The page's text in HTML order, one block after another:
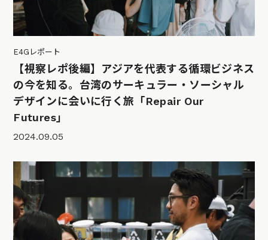
E4Gレポート
【視察レポ後編】アジアを代表する循環ビジネス
の今を知る。台湾のサーキュラー・ソーシャル
デザインに会いに行く旅「Repair Our
Futures」
2024.09.05